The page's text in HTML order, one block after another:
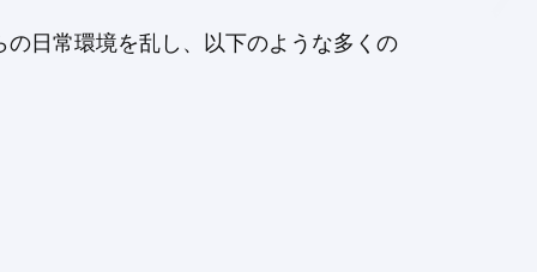
日常環境を乱し、以下のような多くの